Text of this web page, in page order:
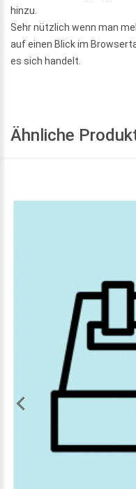
hinzu.
Sehr nützlich wenn man
auf einen Blick im
es sich handelt.
Ähnliche